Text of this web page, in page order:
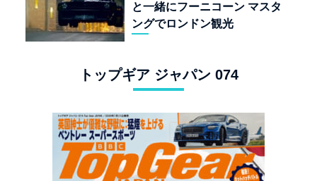
と一緒にフーニコーン マスタ
ングでロンドン観光
トップギア ジャパン 074